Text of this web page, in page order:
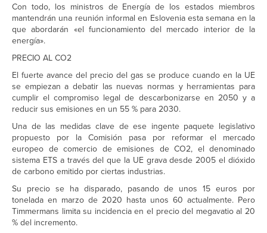
Con todo, los ministros de Energía de los estados miembros
mantendrán una reunión informal en Eslovenia esta semana en la
que abordarán «el funcionamiento del mercado interior de la
energía».
PRECIO AL CO2
El fuerte avance del precio del gas se produce cuando en la UE
se empiezan a debatir las nuevas normas y herramientas para
cumplir el compromiso legal de descarbonizarse en 2050 y a
reducir sus emisiones en un 55 % para 2030.
Una de las medidas clave de ese ingente paquete legislativo
propuesto por la Comisión pasa por reformar el mercado
europeo de comercio de emisiones de CO2, el denominado
sistema ETS a través del que la UE grava desde 2005 el dióxido
de carbono emitido por ciertas industrias.
Su precio se ha disparado, pasando de unos 15 euros por
tonelada en marzo de 2020 hasta unos 60 actualmente. Pero
Timmermans limita su incidencia en el precio del megavatio al 20
% del incremento.